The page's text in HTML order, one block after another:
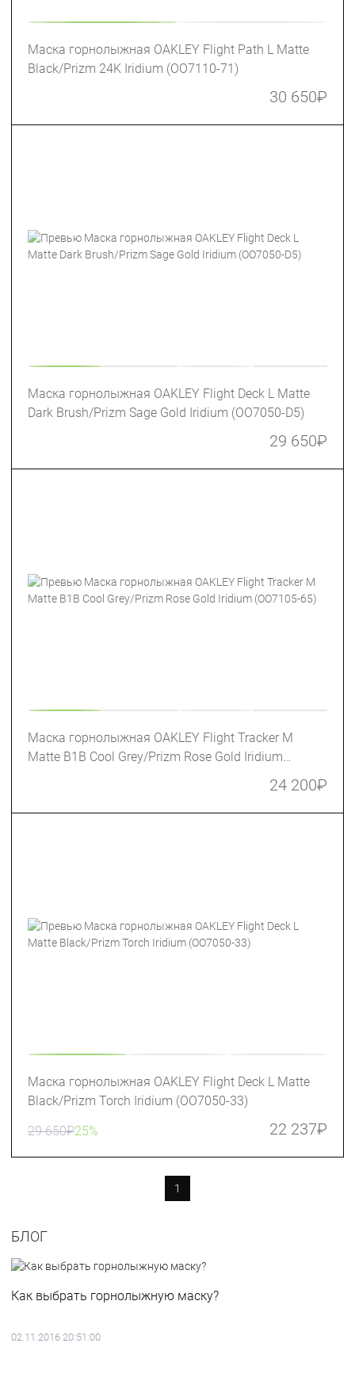
Маска горнолыжная OAKLEY Flight Path L Matte
Black/Prizm 24K Iridium (OO7110-71)
30 650₽
Маска горнолыжная OAKLEY Flight Deck L Matte
Dark Brush/Prizm Sage Gold Iridium (OO7050-D5)
29 650₽
Маска горнолыжная OAKLEY Flight Tracker M
Matte B1B Cool Grey/Prizm Rose Gold Iridium
24 200₽
Маска горнолыжная OAKLEY Flight Deck L Matte
Black/Prizm Torch Iridium (OO7050-33)
29 650₽25% 22 237₽
1
БЛОГ
Как выбрать горнолыжную маску?
02.11.2016 20:51:00